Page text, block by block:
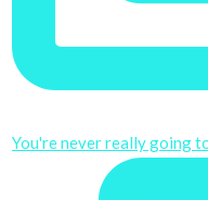
You're never really going